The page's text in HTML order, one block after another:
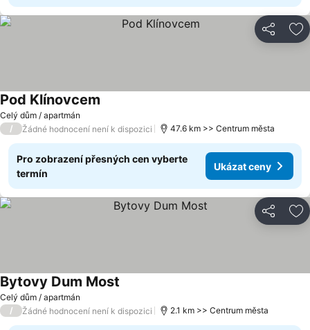
Sdílet
Celý dům / apartmán
Pod Klínovcem
/ Žádné hodnocení není k dispozici 47.6 km >> Centrum města
Pro zobrazení přesných cen vyberte
termín
Ukázat ceny
Sdílet
Celý dům / apartmán
Bytovy Dum Most
/ Žádné hodnocení není k dispozici 2.1 km >> Centrum města